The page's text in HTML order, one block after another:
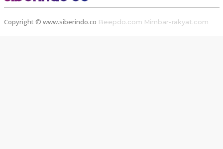
Copyright © www.siberindo.co Beepdo.com Mimbar-rakyat.com